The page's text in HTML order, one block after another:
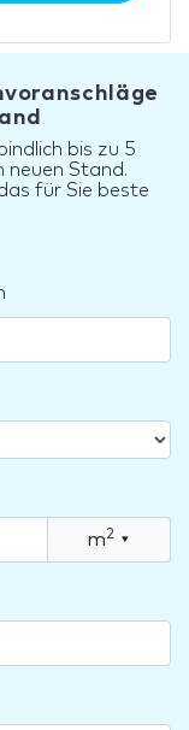
bis zu 5
neuen Stand.
für Sie beste
m2 ▾